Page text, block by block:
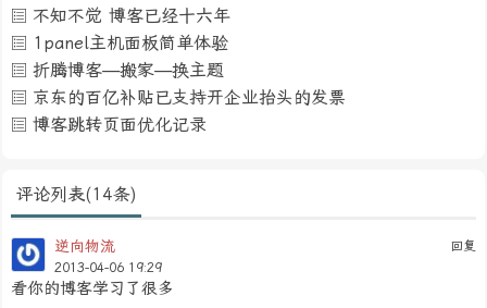
不知不觉 博客已经十六年
1panel主机面板简单体验
折腾博客—搬家—换主题
京东的百亿补贴已支持开企业抬头的发票
博客跳转页面优化记录
评论列表(14条)
回复
逆向物流
2013-04-06 19:29
看你的博客学习了很多